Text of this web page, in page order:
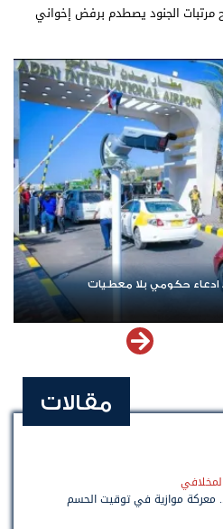
الجنود يصطدم برفض إخواني
لـ نيوزيمن
مقالات
معركة موازية في توقيت الحسم